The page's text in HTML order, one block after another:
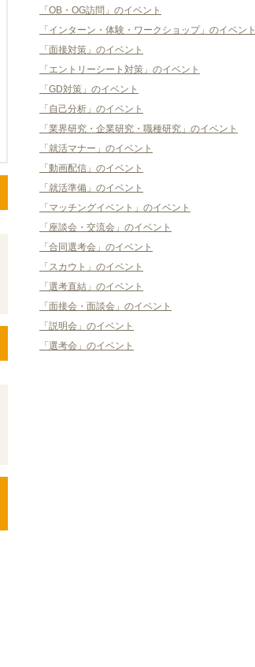
「OB・OG訪問」のイベント
「インターン・体験・ワークショップ」のイベント
「面接対策」のイベント
「エントリーシート対策」のイベント
「GD対策」のイベント
「自己分析」のイベント
「業界研究・企業研究・職種研究」のイベント
「就活マナー」のイベント
「動画配信」のイベント
「就活準備」のイベント
「マッチングイベント」のイベント
「座談会・交流会」のイベント
「合同選考会」のイベント
「スカウト」のイベント
「選考直結」のイベント
「面接会・面談会」のイベント
「説明会」のイベント
「選考会」のイベント